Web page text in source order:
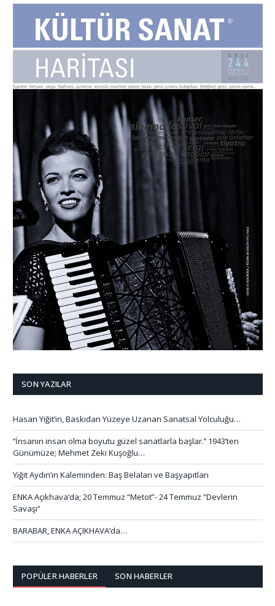
SON YAZILAR
Hasan Yiğit’in, Baskıdan Yüzeye Uzanan Sanatsal Yolculuğu…
‘’İnsanın insan olma boyutu güzel sanatlarla başlar.’’ 1943’ten
Günümüze; Mehmet Zeki Kuşoğlu…
Yiğit Aydın’ın Kaleminden: Baş Belaları ve Başyapıtları
ENKA Açıkhava’da; 20 Temmuz “Metot”- 24 Temmuz “Devlerin
Savaşı”
BARABAR, ENKA AÇIKHAVA’da…
POPÜLER HABERLER SON HABERLER